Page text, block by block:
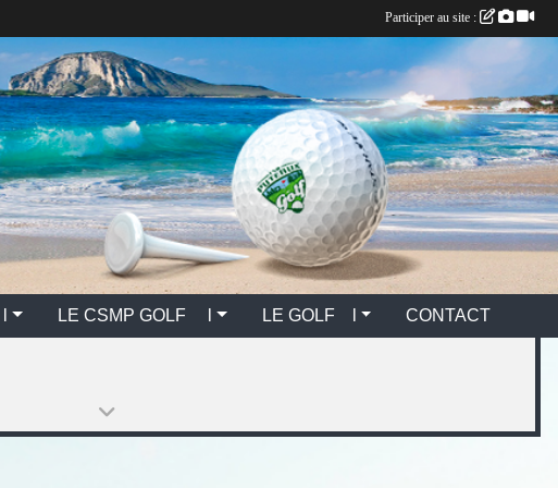
LE CSMP GOLF l LE GOLF l CONTACT
Participer au site :